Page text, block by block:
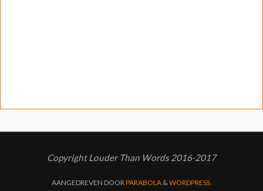
Copyright Louder Than Words 2016-2017
AANGEDREVEN DOORPARABOLA&WORDPRESS.